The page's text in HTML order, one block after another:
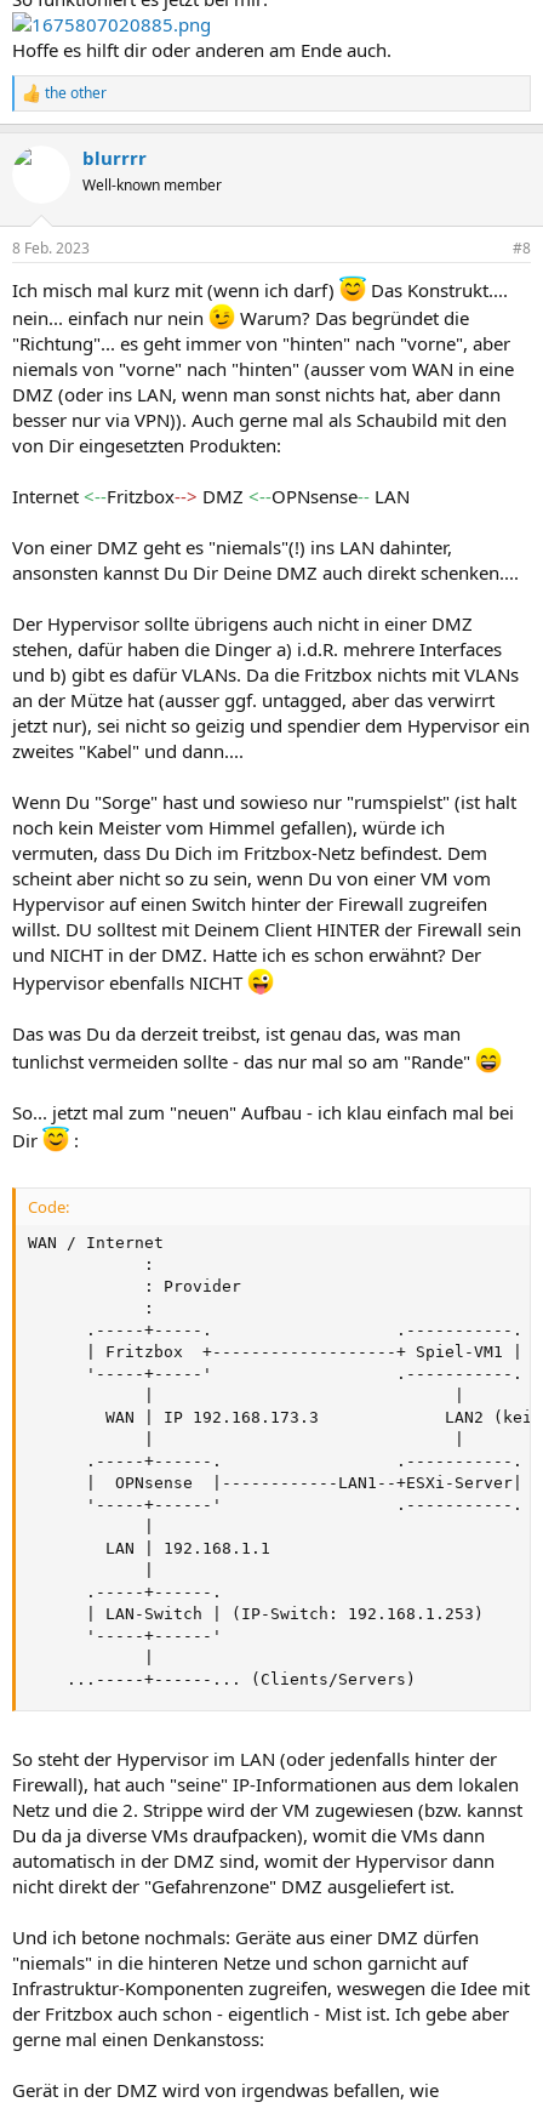
Hoffe es hilft dir oder anderen am Ende auch.
R
e
k
e
:
the other
blurrrr
Well-known member
8 Feb. 2023 #8
Ich misch mal kurz mit (wenn ich darf)
Das Konstrukt....
nein... einfach nur nein
Warum? Das begründet die
"Richtung"... es geht immer von "hinten" nach "vorne", aber
niemals von "vorne" nach "hinten" (ausser vom WAN in eine
DMZ (oder ins LAN, wenn man sonst nichts hat, aber dann
besser nur via VPN)). Auch gerne mal als Schaubild mit den
von Dir eingesetzten Produkten:
Internet <--Fritzbox--> DMZ <--OPNsense-- LAN
Von einer DMZ geht es "niemals"(!) ins LAN dahinter,
ansonsten kannst Du Dir Deine DMZ auch direkt schenken....
Der Hypervisor sollte übrigens auch nicht in einer DMZ
stehen, dafür haben die Dinger a) i.d.R. mehrere Interfaces
und b) gibt es dafür VLANs. Da die Fritzbox nichts mit VLANs
an der Mütze hat (ausser ggf. untagged, aber das verwirrt
jetzt nur), sei nicht so geizig und spendier dem Hypervisor ein
zweites "Kabel" und dann....
Wenn Du "Sorge" hast und sowieso nur "rumspielst" (ist halt
noch kein Meister vom Himmel gefallen), würde ich
vermuten, dass Du Dich im Fritzbox-Netz befindest. Dem
scheint aber nicht so zu sein, wenn Du von einer VM vom
Hypervisor auf einen Switch hinter der Firewall zugreifen
willst. DU solltest mit Deinem Client HINTER der Firewall sein
und NICHT in der DMZ. Hatte ich es schon erwähnt? Der
Hypervisor ebenfalls NICHT
Das was Du da derzeit treibst, ist genau das, was man
tunlichst vermeiden sollte - das nur mal so am "Rande"
So... jetzt mal zum "neuen" Aufbau - ich klau einfach mal bei
Dir
:
Code:
WAN / Internet
            :
            : Provider
            :
      .-----+-----.                   .-----------.
| Fritzbox  +-------------------+ Spiel-VM1 |
      '-----+-----'                   .-----------.
WAN | IP 192.168.173.3             LAN2
      .-----+------.                  .-----------.
|  OPNsense  |------------LAN1--+ESXi-Server|
      '-----+------'                  .-----------.
        LAN | 192.168.1.1
      .-----+------.
      | LAN-Switch | (IP-Switch: 192.168.1.253)
      '-----+------'
    ...-----+------... (Clients/Servers)
So steht der Hypervisor im LAN (oder jedenfalls hinter der
Firewall), hat auch "seine" IP-Informationen aus dem lokalen
Netz und die 2. Strippe wird der VM zugewiesen (bzw. kannst
Du da ja diverse VMs draufpacken), womit die VMs dann
automatisch in der DMZ sind, womit der Hypervisor dann
nicht direkt der "Gefahrenzone" DMZ ausgeliefert ist.
Und ich betone nochmals: Geräte aus einer DMZ dürfen
"niemals" in die hinteren Netze und schon garnicht auf
Infrastruktur-Komponenten zugreifen, weswegen die Idee mit
der Fritzbox auch schon - eigentlich - Mist ist. Ich gebe aber
gerne mal einen Denkanstoss:
Gerät in der DMZ wird von irgendwas befallen, wie